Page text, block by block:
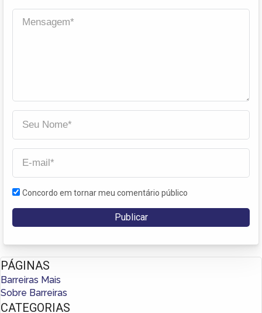
Concordo em tornar meu comentário público
PÁGINAS
Barreiras Mais
Sobre Barreiras
CATEGORIAS